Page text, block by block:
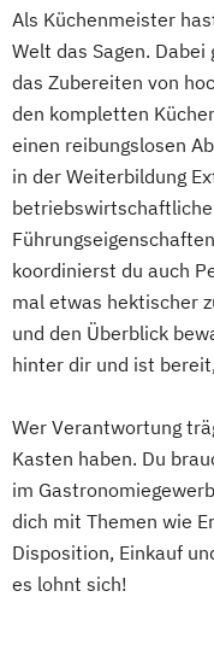
Als Küchenmeister
Welt das Sagen.
das Zubereiten von
den kompletten
einen reibungslosen
in der Weiterbildung
koordinierst du auch
mal etwas hektischer
und den Überblick
hinter dir und ist
Wer Verantwortung
Kasten haben. Du
im
dich mit Themen wie
Disposition, Einkauf
es lohnt sich!